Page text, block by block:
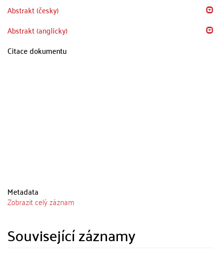
Abstrakt (česky)
Abstrakt (anglicky)
Citace dokumentu
Metadata
Zobrazit celý záznam
Související záznamy